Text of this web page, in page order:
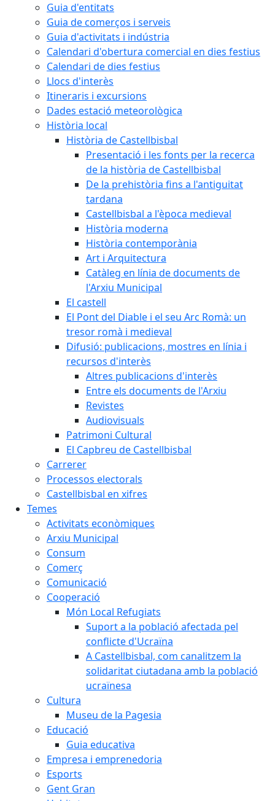
Guia d'entitats
Guia de comerços i serveis
Guia d'activitats i indústria
Calendari d'obertura comercial en dies festius
Calendari de dies festius
Llocs d'interès
Itineraris i excursions
Dades estació meteorològica
Història local
Història de Castellbisbal
Presentació i les fonts per la recerca
de la història de Castellbisbal
De la prehistòria fins a l'antiguitat
tardana
Castellbisbal a l'època medieval
Història moderna
Història contemporània
Art i Arquitectura
Catàleg en línia de documents de
l'Arxiu Municipal
El castell
El Pont del Diable i el seu Arc Romà: un
tresor romà i medieval
Difusió: publicacions, mostres en línia i
recursos d'interès
Altres publicacions d'interès
Entre els documents de l'Arxiu
Revistes
Audiovisuals
Patrimoni Cultural
El Capbreu de Castellbisbal
Carrerer
Processos electorals
Castellbisbal en xifres
Temes
Activitats econòmiques
Arxiu Municipal
Consum
Comerç
Comunicació
Cooperació
Món Local Refugiats
Suport a la població afectada pel
conflicte d'Ucraïna
A Castellbisbal, com canalitzem la
solidaritat ciutadana amb la població
ucraïnesa
Cultura
Museu de la Pagesia
Educació
Guia educativa
Empresa i emprenedoria
Esports
Gent Gran